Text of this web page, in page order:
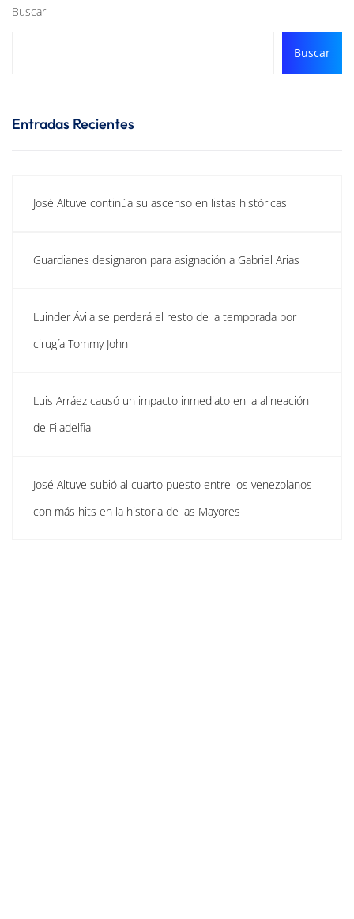
Buscar
Buscar
Entradas Recientes
José Altuve continúa su ascenso en listas históricas
Guardianes designaron para asignación a Gabriel Arias
Luinder Ávila se perderá el resto de la temporada por
cirugía Tommy John
Luis Arráez causó un impacto inmediato en la alineación
de Filadelfia
José Altuve subió al cuarto puesto entre los venezolanos
con más hits en la historia de las Mayores